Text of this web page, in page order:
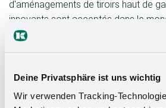
Deine Privatsphäre ist uns wichtig
Wir verwenden Tracking-
d'aménagements de tiroirs haut de
innovants sont acceptés dans le
considérés comme des points forts
De plus, nous créons des tendances